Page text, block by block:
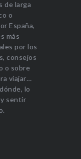
de larga
o
España,
más
por los
consejos
o sobre
viajar…
lo
sentir